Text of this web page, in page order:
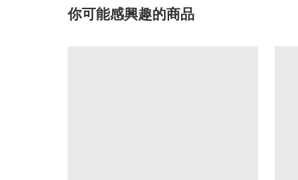
你可能感興趣的商品